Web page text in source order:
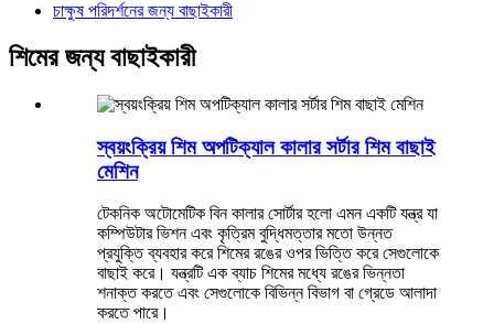
চাক্ষুষ পরিদর্শনের জন্য বাছাইকারী
শিমের জন্য বাছাইকারী
স্বয়ংক্রিয় শিম অপটিক্যাল কালার সর্টার শিম বাছাই
মেশিন
টেকনিক অটোমেটিক বিন কালার সোর্টার হলো এমন একটি যন্ত্র যা
কম্পিউটার ভিশন এবং কৃত্রিম বুদ্ধিমত্তার মতো উন্নত
প্রযুক্তি ব্যবহার করে শিমের রঙের ওপর ভিত্তি করে সেগুলোকে
বাছাই করে। যন্ত্রটি এক ব্যাচ শিমের মধ্যে রঙের ভিন্নতা
শনাক্ত করতে এবং সেগুলোকে বিভিন্ন বিভাগ বা গ্রেডে আলাদা
করতে পারে।